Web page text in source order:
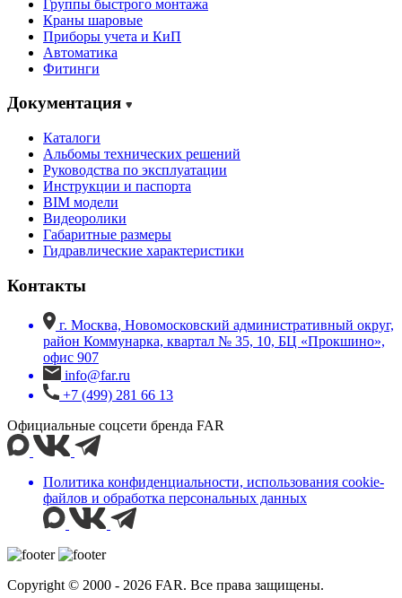
Группы быстрого монтажа
Краны шаровые
Приборы учета и КиП
Автоматика
Фитинги
Документация
Каталоги
Альбомы технических решений
Руководства по эксплуатации
Инструкции и паспорта
BIM модели
Видеоролики
Габаритные размеры
Гидравлические характеристики
Контакты
г. Москва, Новомосковский административный округ,
район Коммунарка, квартал № 35, 10, БЦ «Прокшино»,
офис 907
info@far.ru
+7 (499) 281 66 13
Официальные соцсети бренда FAR
Политика конфиденциальности, использования сookie-
файлов и обработка персональных данных
Copyright © 2000 - 2026 FAR. Все права защищены.